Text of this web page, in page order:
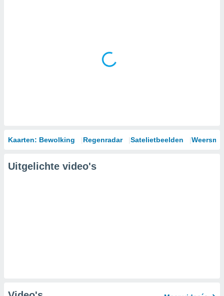
Kaarten: Bewolking Regenradar Satelietbeelden
Uitgelichte video's